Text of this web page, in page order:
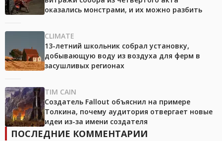
оказались монстрами, и их можно разбить
CLIMATE
13-летний школьник собрал установку,
добывающую воду из воздуха для ферм в
засушливых регионах
TIM CAIN
Создатель Fallout объяснил на примере
Толкина, почему аудитория отвергает новые
идеи из-за имени создателя
ПОСЛЕДНИЕ КОММЕНТАРИИ